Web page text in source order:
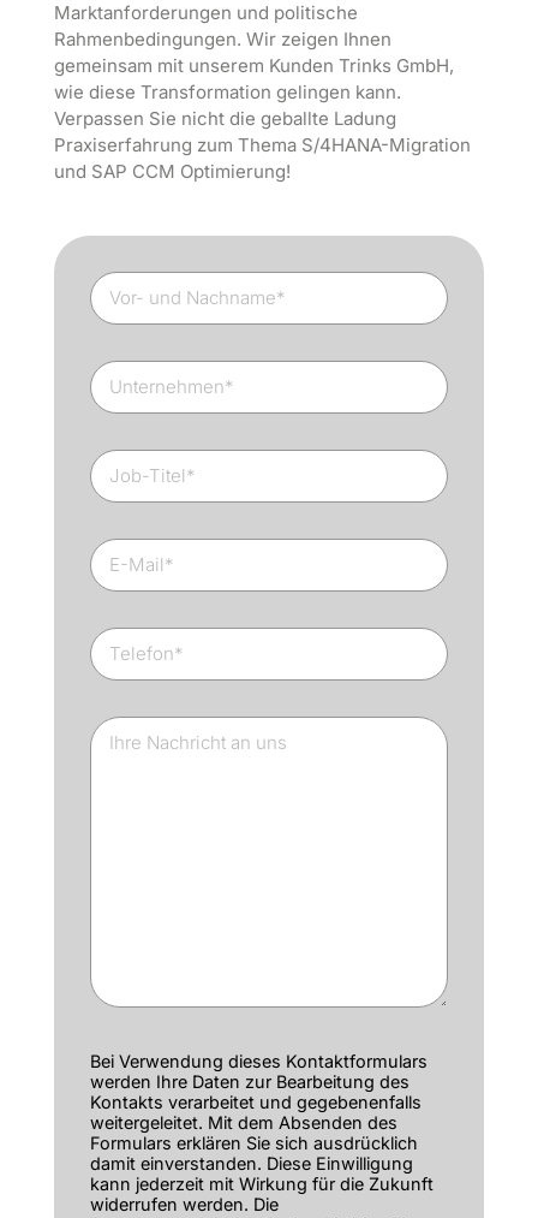
Marktanforderungen und politische
Rahmenbedingungen. Wir zeigen Ihnen
gemeinsam mit unserem Kunden Trinks GmbH,
wie diese Transformation gelingen kann.
Verpassen Sie nicht die geballte Ladung
Praxiserfahrung zum Thema S/4HANA-Migration
und SAP CCM Optimierung!
Bei Verwendung dieses Kontaktformulars
werden Ihre Daten zur Bearbeitung des
Kontakts verarbeitet und gegebenenfalls
weitergeleitet. Mit dem Absenden des
Formulars erklären Sie sich ausdrücklich
damit einverstanden. Diese Einwilligung
kann jederzeit mit Wirkung für die Zukunft
widerrufen werden. Die